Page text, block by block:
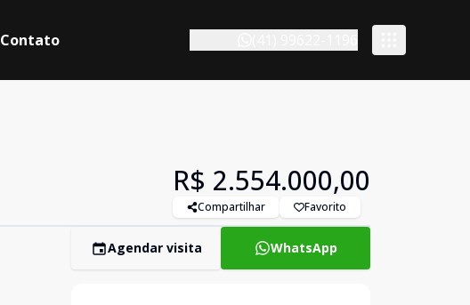
Contato
R$ 2.554.000,00
Compartilhar Favorito
Agendar visita WhatsApp